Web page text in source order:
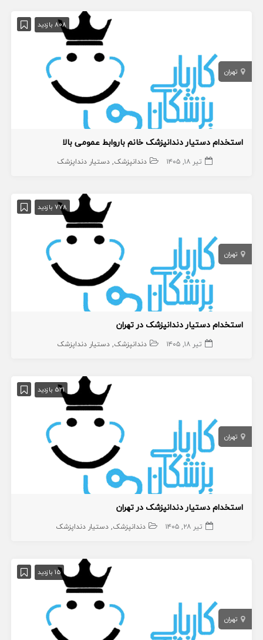
808 بازدید
تهران
استخدام دستیار دندانپزشک خانم باروابط عمومی بالا
تیر ۱۸, ۱۴۰۵ دندانپزشک دستیار دنداپزشک
778 بازدید
تهران
استخدام دستیار دندانپزشک در تهران
تیر ۱۸, ۱۴۰۵ دندانپزشک دستیار دنداپزشک
521 بازدید
تهران
استخدام دستیار دندانپزشک در تهران
تیر ۲۸, ۱۴۰۵ دندانپزشک دستیار دنداپزشک
15 بازدید
تهران